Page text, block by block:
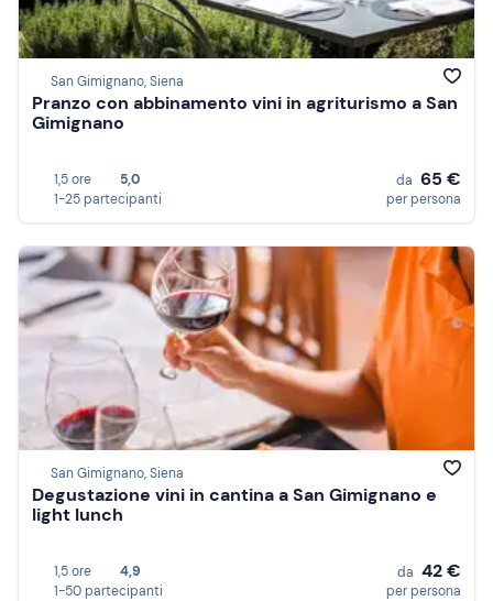
San Gimignano, Siena
Pranzo con abbinamento vini in agriturismo a San
Gimignano
1,5 ore
5,0
1-25 partecipanti
da 65 €
per persona
San Gimignano, Siena
Degustazione vini in cantina a San Gimignano e
light lunch
1,5 ore
4,9
1-50 partecipanti
da 42 €
per persona